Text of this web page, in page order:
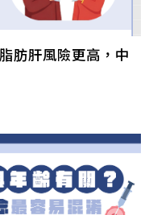
肪肝風險更高，中